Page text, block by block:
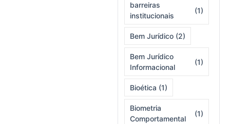
barreiras
institucionais
(1)
Bem Jurídico (2)
Bem Jurídico
Informacional
(1)
Bioética (1)
Biometria
Comportamental
(1)